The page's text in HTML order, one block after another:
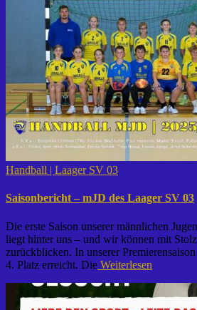
Handball | Laager SV 03
Saisonbericht – mJD des Laager SV 03
Die erste Saison unserer männlichen
liegt hinter uns – und wir können mit
zurückblicken. In unserer
4. Platz erreicht. Die Weiterlesen